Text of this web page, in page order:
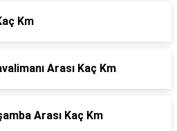
Km
Arası Kaç Km
Arası Kaç Km